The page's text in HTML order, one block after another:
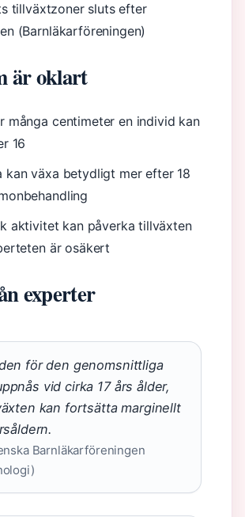
tillväxtzoner sluts efter
(Barnläkarföreningen)
är oklart
många centimeter en individ kan
16
kan växa betydligt mer efter 18
aktivitet kan påverka tillväxten
är osäkert
experter
för den genomsnittliga
vid cirka 17 års ålder,
kan fortsätta marginellt
Barnläkarföreningen